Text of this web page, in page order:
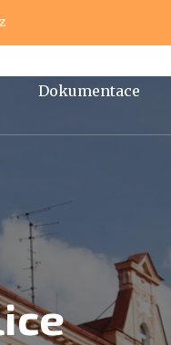
Dokumentace